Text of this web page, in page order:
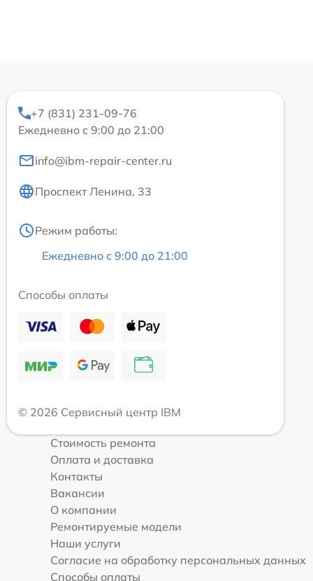
+7 (831) 231-09-76
Ежедневно с 9:00 до 21:00
info@ibm-repair-center.ru
Проспект Ленина, 33
Режим работы:
Ежедневно с 9:00 до 21:00
Способы оплаты
© 2026 Сервисный центр IBM
Стоимость ремонта
Оплата и доставка
Контакты
Вакансии
О компании
Ремонтируемые модели
Наши услуги
Согласие на обработку персональных данных
Способы оплаты